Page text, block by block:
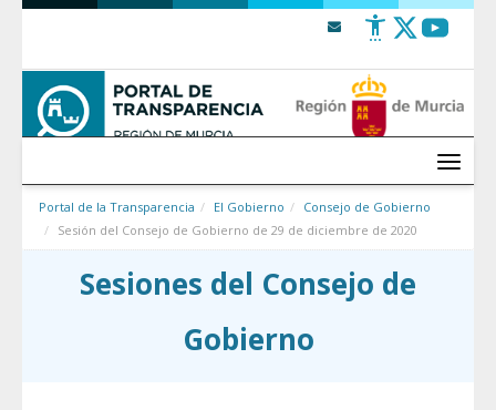
Saltar al contenido
Menú
Portal de la Transparencia El Gobierno
Consejo de Gobierno
Sesión del Consejo de Gobierno de 29 de diciembre de 2020
Sesiones del Consejo de
Gobierno